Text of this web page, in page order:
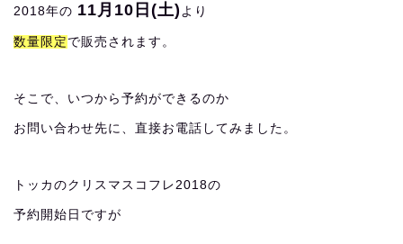
2018年の 11月10日(土) より
数量限定 で販売されます。
そこで、いつから予約ができるのか
お問い合わせ先に、直接お電話してみました。
トッカのクリスマスコフレ2018の
予約開始日ですが